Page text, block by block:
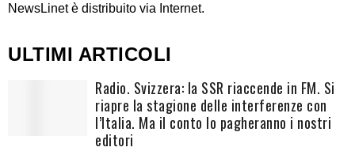
NewsLinet è distribuito via Internet.
ULTIMI ARTICOLI
Radio. Svizzera: la SSR riaccende in FM. Si
riapre la stagione delle interferenze con
l’Italia. Ma il conto lo pagheranno i nostri
editori